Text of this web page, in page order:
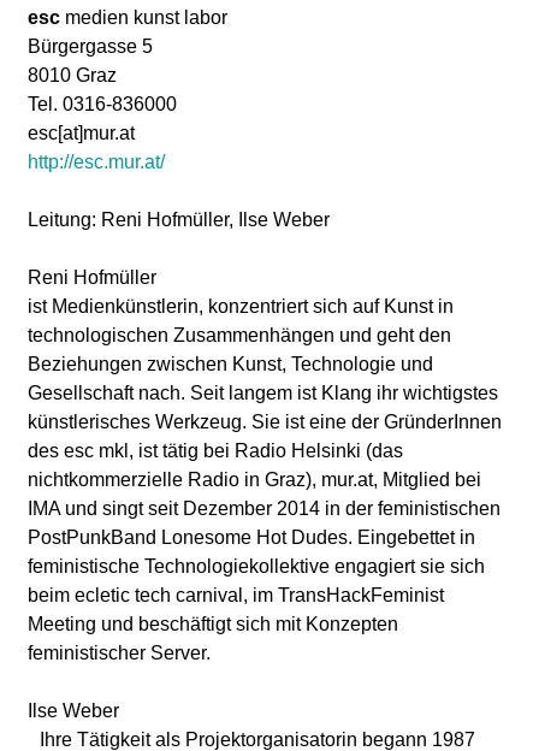
c
m
e
d
e
n
k
u
n
s
esc medien kunst labor
Bürgergasse 5
8010 Graz
Tel. 0316-836000
esc[at]mur.at
http://esc.mur.at/
Leitung: Reni Hofmüller, Ilse Weber
Reni Hofmüller
ist Medienkünstlerin, konzentriert sich auf Kunst in
technologischen Zusammenhängen und geht den
Beziehungen zwischen Kunst, Technologie und
Gesellschaft nach. Seit langem ist Klang ihr wichtigstes
künstlerisches Werkzeug. Sie ist eine der GründerInnen
des esc mkl, ist tätig bei Radio Helsinki (das
nichtkommerzielle Radio in Graz), mur.at, Mitglied bei
IMA und singt seit Dezember 2014 in der feministischen
PostPunkBand Lonesome Hot Dudes. Eingebettet in
feministische Technologiekollektive engagiert sie sich
beim ecletic tech carnival, im TransHackFeminist
Meeting und beschäftigt sich mit Konzepten
feministischer Server.
Ilse Weber
Ihre Tätigkeit als Projektorganisatorin begann 1987